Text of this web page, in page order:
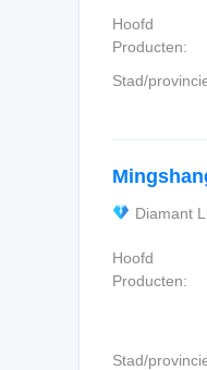
Hoofd
Producten:
Stad/
Diamant
Hoofd
Producten:
Stad/